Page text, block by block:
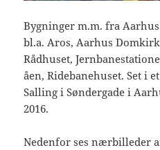
Bygninger m.m. fra Aarhus
bl.a. Aros, Aarhus
Rådhuset,
åen, Ridebanehuset. Set i
Salling i Søndergade i
2016.
Nedenfor ses nærbilleder